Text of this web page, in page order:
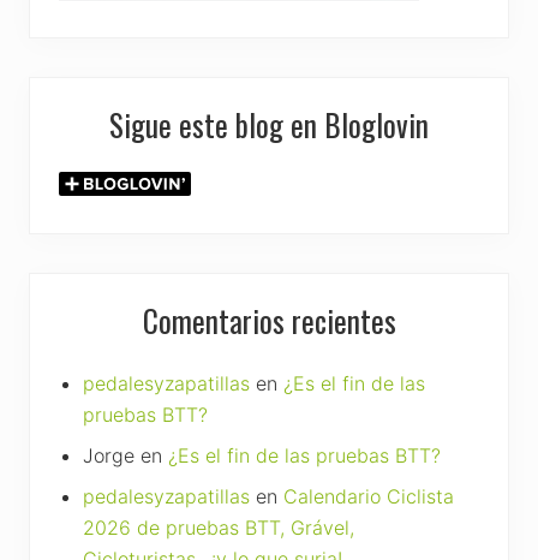
Sigue este blog en Bloglovin
Comentarios recientes
pedalesyzapatillas en ¿Es el fin de las
pruebas BTT?
Jorge en ¿Es el fin de las pruebas BTT?
pedalesyzapatillas en Calendario Ciclista
2026 de pruebas BTT, Grável,